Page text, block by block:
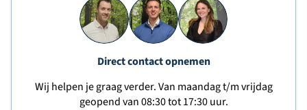
Direct contact opnemen
Wij helpen je graag verder. Van maandag t/m vrijdag
geopend van 08:30 tot 17:30 uur.